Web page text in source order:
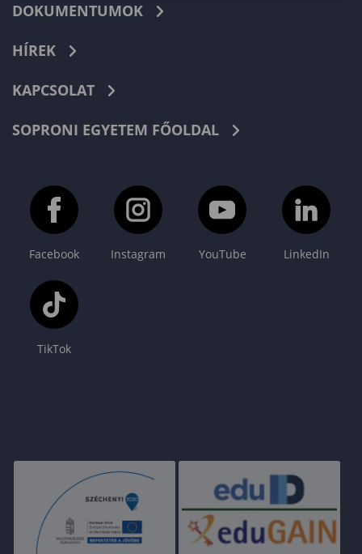
DOKUMENTUMOK
HÍREK
KAPCSOLAT
SOPRONI EGYETEM FŐOLDAL
Facebook Instagram YouTube LinkedIn
TikTok